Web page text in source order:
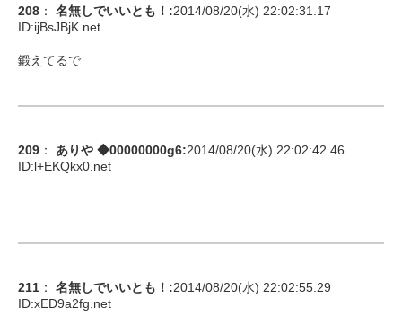
208 ： 名無しでいいとも！ :2014/08/20(水) 22:02:31.17
ID:ijBsJBjK.net
鍛えてるで
209 ： ありや ◆00000000g6:2014/08/20(水) 22:02:42.46
ID:l+EKQkx0.net
211 ： 名無しでいいとも！ :2014/08/20(水) 22:02:55.29
ID:xED9a2fg.net